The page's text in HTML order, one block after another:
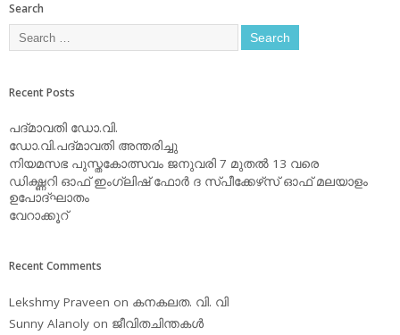
Search
Recent Posts
പദ്മാവതി ഡോ.വി.
ഡോ.വി.പദ്മാവതി അന്തരിച്ചു
നിയമസഭ പുസ്തകോത്സവം ജനുവരി 7 മുതല്‍ 13 വരെ
ഡിക്ഷ്ണറി ഓഫ് ഇംഗ്ലിഷ് ഫോര്‍ ദ സ്പീക്കേഴ്‌സ് ഓഫ് മലയാളം
ഉപോദ്ഘാതം
വേറാക്കൂറ്
Recent Comments
Lekshmy Praveen on കനകലത. വി. വി
Sunny Alanoly on ജീവിതചിന്തകള്‍